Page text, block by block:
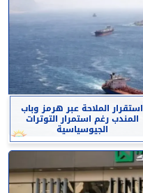
استقرار الملاحة عبر هرمز وباب
المندب رغم استمرار التوترات
الجيوسياسية